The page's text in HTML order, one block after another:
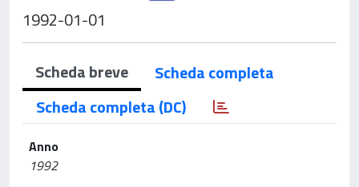
1992-01-01
Scheda breve
Scheda completa
Scheda completa (DC)
Anno
1992